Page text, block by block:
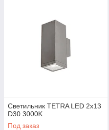
Светильник TETRA LED 2x13
D30 3000K
Под заказ